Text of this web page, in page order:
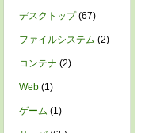
デスクトップ(67)
ファイルシステム (2)
コンテナ (2)
Web (1)
ゲーム (1)